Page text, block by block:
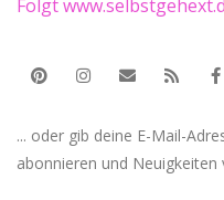
Folgt
... oder gib deine E-Mail-
abonnieren und Neuigkeiten